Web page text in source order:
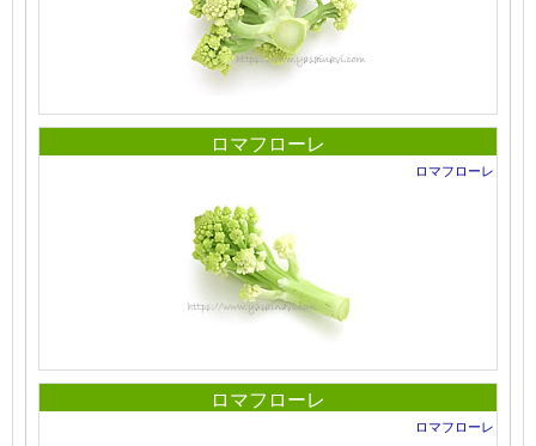
ロマフローレ
ロマフローレ
ロマフローレ
ロマフローレ